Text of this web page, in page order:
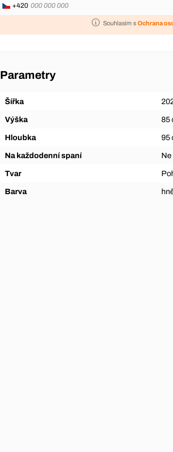
+420
Souhlasím s Ochrana
Parametry
Šířka
Výška 85
Hloubka 95
Na každodenní spaní Ne
Tvar
Barva